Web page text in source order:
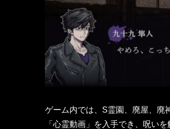
ゲーム内では、S霊園、廃屋、廃
「心霊動画」を入手でき、呪いを